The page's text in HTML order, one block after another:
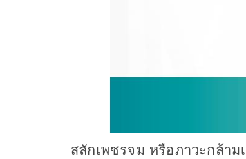
สลักเพชรจม หรือภาวะกล้า